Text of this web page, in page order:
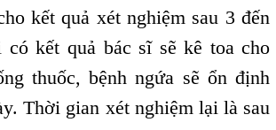
kết quả xét nghiệm sau 3 đến
có kết quả bác sĩ sẽ kê toa cho
thuốc, bệnh ngứa sẽ ổn định
Thời gian xét nghiệm lại là sau